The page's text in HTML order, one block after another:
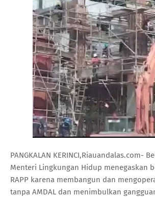
PANGKALAN KERINCI,Riauandalas.com-
Menteri Lingkungan Hidup menegaskan
RAPP karena membangun dan
tanpa AMDAL dan menimbulkan